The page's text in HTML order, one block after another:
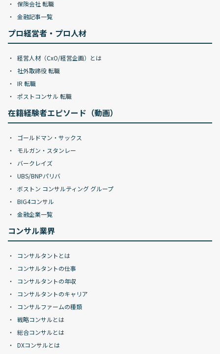
保険会社 転職
金融記事一覧
プロ経営者・プロ人材
経営人材（CxO/経営企画）とは
社外取締役 転職
IR 転職
ポストコンサル 転職
在籍経験者エピソード（動画）
ゴールドマン・サックス
モルガン・スタンレー
バークレイズ
UBS/BNPパリバ
ボストン コンサルティング グループ
BIG4コンサル
金融企業一覧
コンサル業界
コンサルタントとは
コンサルタントの仕事
コンサルタントの年収
コンサルタントのキャリア
コンサルファームの種類
戦略コンサルとは
総合コンサルとは
DXコンサルとは